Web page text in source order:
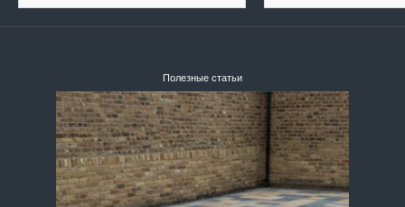
Полезные статьи